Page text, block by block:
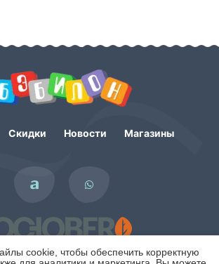
cookie, чтобы обеспечить корректную
Скидки Новости Магазины